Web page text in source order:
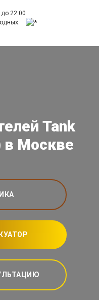
22:00
Tank
в Москве